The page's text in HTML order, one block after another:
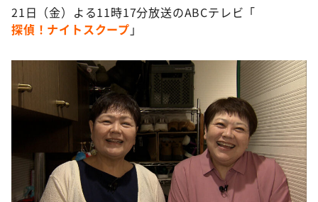
て真剣です
探偵！ナイトスクープ
news おかえり
河合＆A.B.C-Z塚田×福井アナ「なんでやねん！？」
（news おかえり）
DAIGOも台所 ～きょうの献立 何にする？～
本日はダイアンなり！シーズン２
朝だ！生です旅サラダ
教えて！ニュースライブ 正義のミカタ
21日（金）よる11時17分放送のABCテレビ「
探偵！ナイトスクープ 」